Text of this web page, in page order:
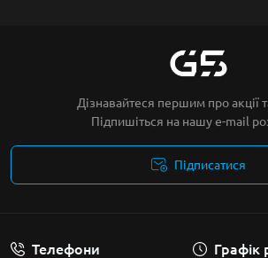
Дізнавайтеся першим про акції
Підпишіться на нашу e-mail
Підписатися
Телефони Графік